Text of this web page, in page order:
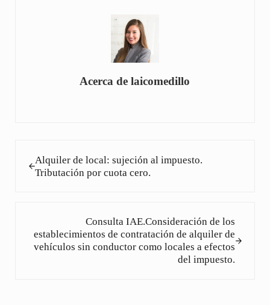
Acerca delaicomedillo
Alquiler de local: sujeción al impuesto.
Tributación por cuota cero.
Consulta IAE.Consideración de los
establecimientos de contratación de alquiler de
vehículos sin conductor como locales a efectos
del impuesto.